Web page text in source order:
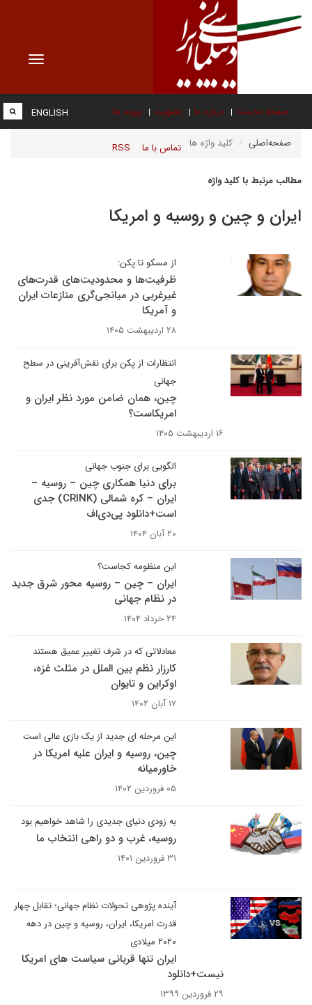
Toggle
صفحه نخست درباره ما عضویت پیوند ها
تماس با ما RSS
ENGLISH
صفحه‌اصلی کلید واژه ها
مطالب مرتبط با کلید واژه
ایران و چین و روسیه و امریکا
از مسکو تا پکن:
ظرفیت‌ها و محدودیت‌های قدرت‌های
غیرغربی در میانجی‌گری منازعات ایران
و آمریکا
۲۸ اردیبهشت ۱۴۰۵
انتظارات از پکن برای نقش‌آفرینی در سطح
جهانی
چین، همان ضامن مورد نظر ایران و
امریکاست؟
۱۶ اردیبهشت ۱۴۰۵
الگویی برای جنوب جهانی
برای دنیا همکاری چین – روسیه –
ایران – کره شمالی (CRINK) جدی
است+دانلود پی‌دی‌اف
۲۰ آبان ۱۴۰۴
این منظومه کجاست؟
ایران – چین – روسیه محور شرق جدید
در نظام جهانی
۲۴ خرداد ۱۴۰۴
معادلاتی که در شرف تغییر عمیق هستند
کارزار نظم بین الملل در مثلث غزه،
اوکراین و تایوان
۱۷ آبان ۱۴۰۲
این مرحله ای جدید از یک بازی عالی است
چین، روسیه و ایران علیه امریکا در
خاورمیانه
۰۵ فروردین ۱۴۰۲
به زودی دنیای جدیدی را شاهد خواهیم بود
روسیه، غرب و دو راهی انتخاب ما
۳۱ فروردین ۱۴۰۱
آینده پژوهی تحولات نظام جهانی؛ تقابل چهار
قدرت امریکا، ایران، روسیه و چین در دهه
۲۰۲۰ میلادی
ایران تنها قربانی سیاست های امریکا
نیست+دانلود
۲۹ فروردین ۱۳۹۹